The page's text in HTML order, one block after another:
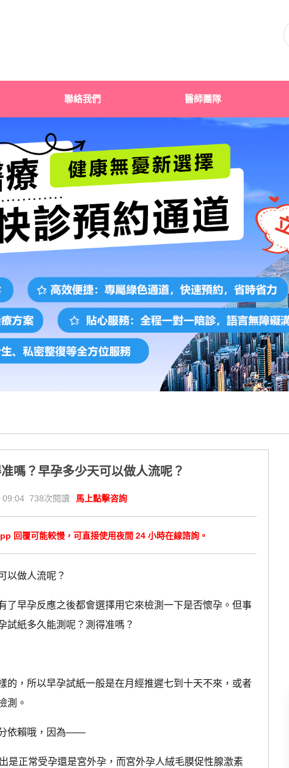
聯絡我們 醫師團隊
嗎？早孕多少天可以做人流呢？
09:04 738次閱讀 馬上點擊咨詢
回覆可能較慢，可直接使用夜間 24 小時在線諮詢。
做人流呢？
早孕反應之後都會選擇用它來檢測一下是否懷孕。但事
試紙多久能測呢？測得准嗎？
，所以早孕試紙一般是在月經推遲七到十天不來，或者
測。
依賴哦，因為——
正常受孕還是宮外孕，而宮外孕人絨毛膜促性腺激素